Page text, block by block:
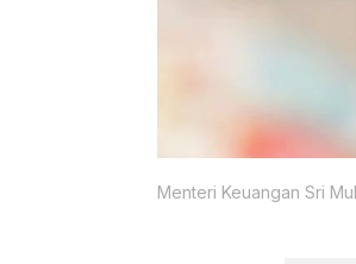
Menteri Keuangan Sri